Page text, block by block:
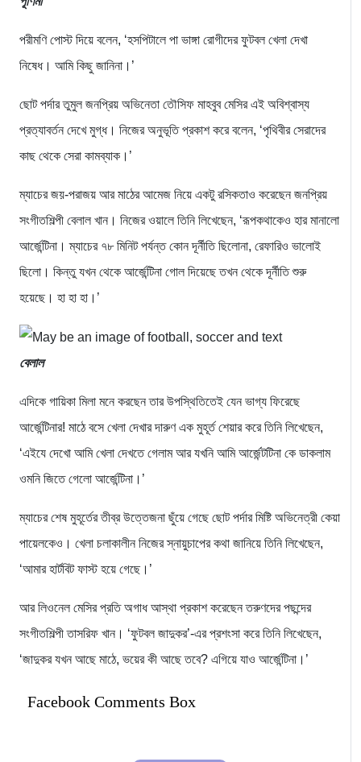
পরীমণি পোস্ট দিয়ে বলেন, ‘হসপিটালে পা ভাঙ্গা রোগীদের ফুটবল খেলা দেখা
নিষেধ। আমি কিছু জানিনা।’
ছোট পর্দার তুমুল জনপ্রিয় অভিনেতা তৌসিফ মাহবুব মেসির এই অবিশ্বাস্য
প্রত্যাবর্তন দেখে মুগ্ধ। নিজের অনুভূতি প্রকাশ করে বলেন, ‘পৃথিবীর সেরাদের
কাছ থেকে সেরা কামব্যাক।’
ম্যাচের জয়-পরাজয় আর মাঠের আমেজ নিয়ে একটু রসিকতাও করেছেন জনপ্রিয়
সংগীতশিল্পী বেলাল খান। নিজের ওয়ালে তিনি লিখেছেন, ‘রূপকথাকেও হার মানালো
আর্জেন্টিনা। ম্যাচের ৭৮ মিনিট পর্যন্ত কোন দূর্নীতি ছিলোনা, রেফারিও ভালোই
ছিলো। কিন্তু যখন থেকে আর্জেন্টিনা গোল দিয়েছে তখন থেকে দূর্নীতি শুরু
হয়েছে। হা হা হা।’
বেলাল
এদিকে গায়িকা মিলা মনে করছেন তার উপস্থিতিতেই যেন ভাগ্য ফিরেছে
আর্জেন্টিনার! মাঠে বসে খেলা দেখার দারুণ এক মুহূর্ত শেয়ার করে তিনি লিখেছেন,
‘এইযে দেখো আমি খেলা দেখতে গেলাম আর যখনি আমি আর্জেন্টটিনা কে ডাকলাম
ওমনি জিতে গেলো আর্জেন্টিনা।’
ম্যাচের শেষ মুহূর্তের তীব্র উত্তেজনা ছুঁয়ে গেছে ছোট পর্দার মিষ্টি অভিনেত্রী কেয়া
পায়েলকেও। খেলা চলাকালীন নিজের স্নায়ুচাপের কথা জানিয়ে তিনি লিখেছেন,
‘আমার হার্টবিট ফাস্ট হয়ে গেছে।’
আর লিওনেল মেসির প্রতি অগাধ আস্থা প্রকাশ করেছেন তরুণদের পছন্দের
সংগীতশিল্পী তাসরিফ খান। ‘ফুটবল জাদুকর’-এর প্রশংসা করে তিনি লিখেছেন,
‘জাদুকর যখন আছে মাঠে, ভয়ের কী আছে তবে? এগিয়ে যাও আর্জেন্টিনা।’
Facebook Comments Box